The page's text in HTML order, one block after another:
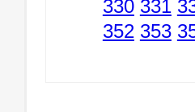
330 331
352 353